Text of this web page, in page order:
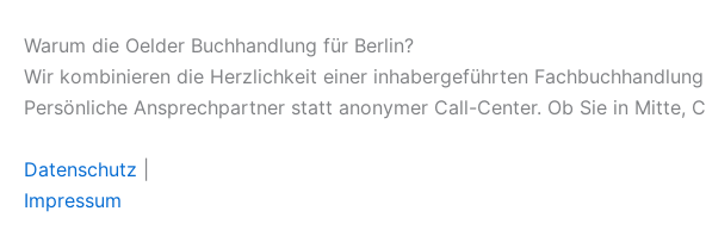
Warum die Oelder Buchhandlung für Berlin?
Wir kombinieren die Herzlichkeit einer inhabergeführten
Persönliche Ansprechpartner statt anonymer Call-Center. Ob Sie in Mitte,
Datenschutz
Impressum